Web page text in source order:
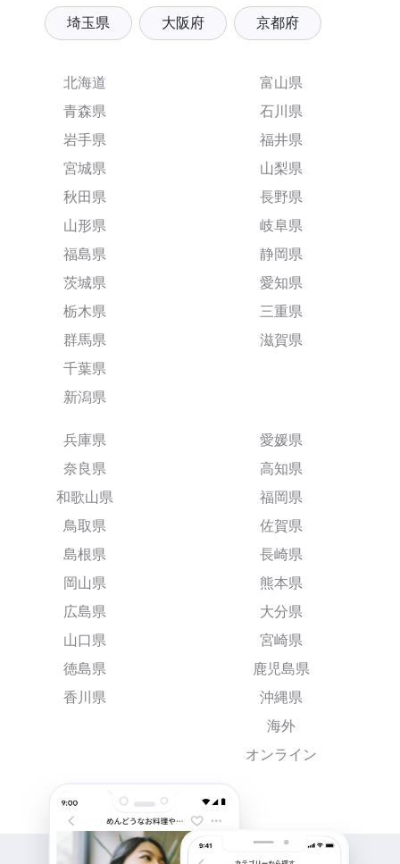
埼玉県 大阪府 京都府
北海道
青森県
岩手県
宮城県
秋田県
山形県
福島県
茨城県
栃木県
群馬県
千葉県
新潟県
富山県
石川県
福井県
山梨県
長野県
岐阜県
静岡県
愛知県
三重県
滋賀県
兵庫県
奈良県
和歌山県
鳥取県
島根県
岡山県
広島県
山口県
徳島県
香川県
愛媛県
高知県
福岡県
佐賀県
長崎県
熊本県
大分県
宮崎県
鹿児島県
沖縄県
海外
オンライン